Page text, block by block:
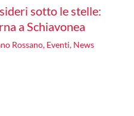
sotto le stelle:
a Schiavonea
Rossano, Eventi, News